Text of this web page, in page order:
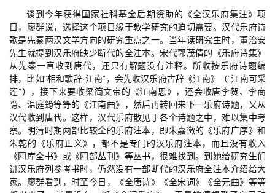
谈到今年获得国家社科基金后期资助的《全汉乐府集注》项
目，廖群说，选择这个项目缘于教学研究的迫切需要。汉代乐府诗
歌是先秦两汉文学方向的研究重点之一。当年读研究生时，董治安
先生就提到汉乐府缺少断代的全注本。宋代郭茂倩的《乐府诗集》
从先秦一直收到唐代，还只有解题没有注释。所收按乐府诗题编
排，比如“相和歌辞·江南”，会先收汉乐府古辞《江南》（“江南可采
莲”），接下来要收梁简文帝的《江南思》，还会收唐李贺、李商
隐、温庭筠等等的《江南曲》，然后再转回来下一乐府诗题，又从
汉代收到唐代。这样，汉代乐府散见于各个诗题之中，难以集中考
察。明清时期两部比较全的乐府注本，即朱嘉徵的《乐府广序》和
朱乾的《乐府正义》，都不是专门的汉乐府注本，而且没有收入
《四库全书》或《四部丛刊》等丛书，很难找到。到她给研究生们
讲汉乐府列参考书时，仍然没有一部断代的汉乐府全注本介绍给大
家。廖群看到，时至今日，《全唐诗》《全宋词》《全元曲》等等